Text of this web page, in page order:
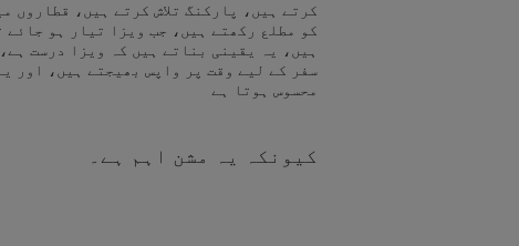
کرتے ہیں، پارکنگ تلاش کرتے ہیں، قطاروں
کو مطلع رکھتے ہیں، جب ویزا تیار ہو جائے
ہیں، یہ یقینی بناتے ہیں کہ ویزا درست
سفر کے لیے وقت پر واپس بھیجتے ہیں، اور
محسوس ہوتا ہے
کیونکہ یہ مشن اہم ہے۔